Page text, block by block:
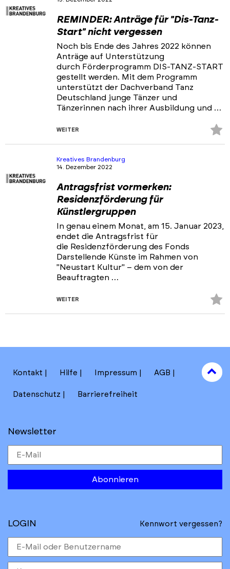
REMINDER: Anträge für "Dis-Tanz-
Start" nicht vergessen
Noch bis Ende des Jahres 2022 können
Anträge auf Unterstützung
durch Förderprogramm DIS-TANZ-START
gestellt werden. Mit dem Programm
unterstützt der Dachverband Tanz
Deutschland junge Tänzer und
Tänzerinnen nach ihrer Ausbildung und …
WEITER
Kreatives Brandenburg
14. Dezember 2022
Antragsfrist vormerken:
Residenzförderung für
Künstlergruppen
In genau einem Monat, am 15. Januar 2023,
endet die Antragsfrist für
die Residenzförderung des Fonds
Darstellende Künste im Rahmen von
"Neustart Kultur" – dem von der
Beauftragten …
WEITER
Kontakt Hilfe Impressum AGB
Datenschutz Barrierefreiheit
Newsletter
Abonnieren
to
top
LOGIN Kennwort vergessen?